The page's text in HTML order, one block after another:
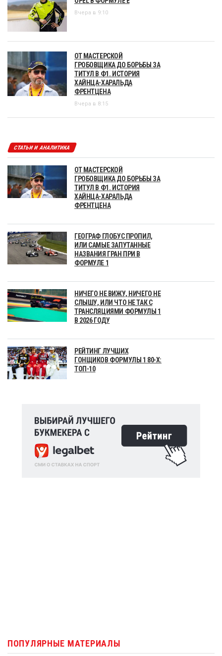
Вчера в 9:10
ОТ МАСТЕРСКОЙ
ГРОБОВЩИКА ДО БОРЬБЫ ЗА
ТИТУЛ В Ф1. ИСТОРИЯ
ХАЙНЦА-ХАРАЛЬДА
ФРЕНТЦЕНА
Вчера в 8:15
СТАТЬИ И АНАЛИТИКА
ОТ МАСТЕРСКОЙ
ГРОБОВЩИКА ДО БОРЬБЫ ЗА
ТИТУЛ В Ф1. ИСТОРИЯ
ХАЙНЦА-ХАРАЛЬДА
ФРЕНТЦЕНА
ГЕОГРАФ ГЛОБУС ПРОПИЛ,
ИЛИ САМЫЕ ЗАПУТАННЫЕ
НАЗВАНИЯ ГРАН ПРИ В
ФОРМУЛЕ 1
НИЧЕГО НЕ ВИЖУ, НИЧЕГО НЕ
СЛЫШУ, ИЛИ ЧТО НЕ ТАК С
ТРАНСЛЯЦИЯМИ ФОРМУЛЫ 1
В 2026 ГОДУ
РЕЙТИНГ ЛУЧШИХ
ГОНЩИКОВ ФОРМУЛЫ 1 80-Х:
ТОП-10
ПОПУЛЯРНЫЕ МАТЕРИАЛЫ